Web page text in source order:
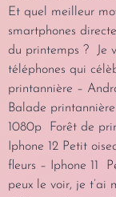
Et quel meilleur
smartphones
du printemps ? Je
téléphones qui
printannière –
Balade
1080p Forêt de
Iphone 12 Petit
fleurs – Iphone 11
peux le voir, je t’ai